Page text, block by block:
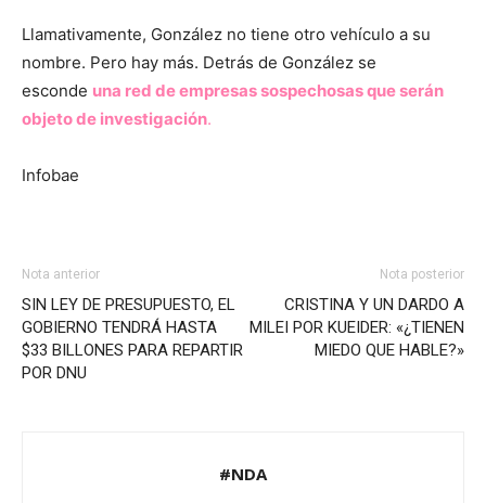
Llamativamente, González no tiene otro vehículo a su
nombre. Pero hay más. Detrás de González se
esconde una red de empresas sospechosas que serán
objeto de investigación.
Infobae
Nota anterior
SIN LEY DE PRESUPUESTO, EL
GOBIERNO TENDRÁ HASTA
$33 BILLONES PARA REPARTIR
POR DNU
Nota posterior
CRISTINA Y UN DARDO A
MILEI POR KUEIDER: «¿TIENEN
MIEDO QUE HABLE?»
#NDA